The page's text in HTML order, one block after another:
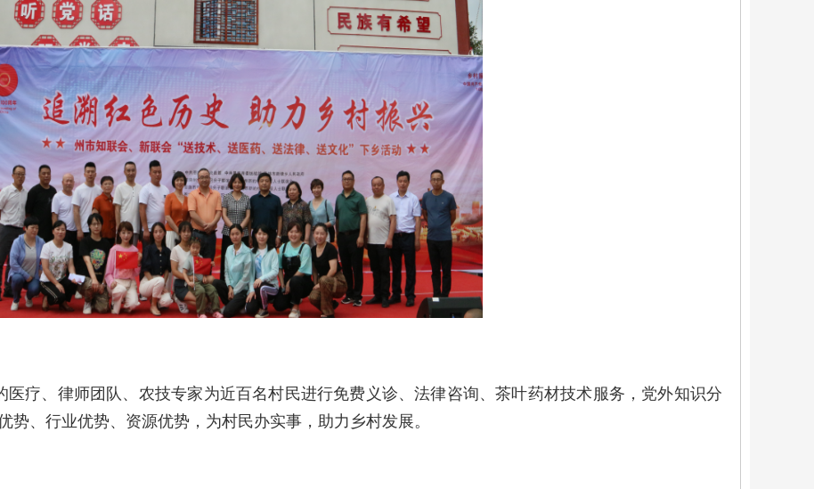
疗、律师团队、农技专家为近百名村民进行免费义诊、法律咨询、茶叶药材技术服务，党外知识分
、行业优势、资源优势，为村民办实事，助力乡村发展。